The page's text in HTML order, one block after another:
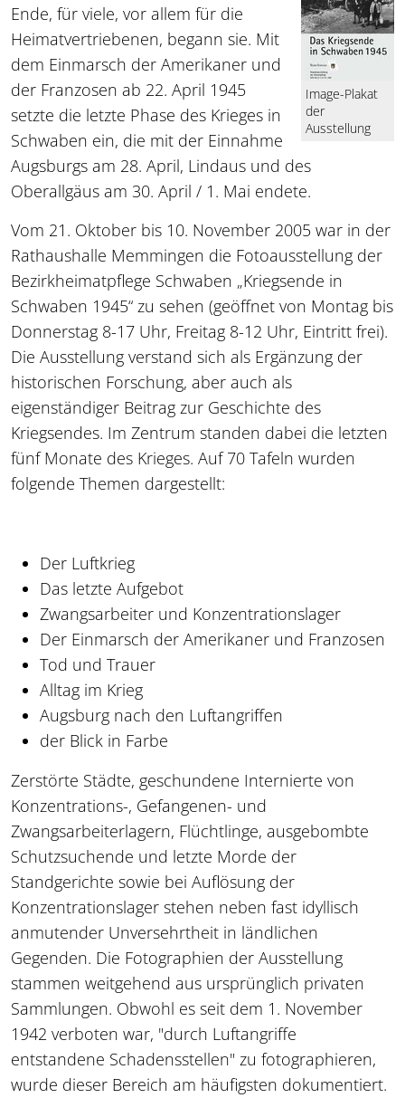
Image-Plakat
der
Ausstellung
Ende, für viele, vor allem für die
Heimatvertriebenen, begann sie. Mit
dem Einmarsch der Amerikaner und
der Franzosen ab 22. April 1945
setzte die letzte Phase des Krieges in
Schwaben ein, die mit der Einnahme
Augsburgs am 28. April, Lindaus und des
Oberallgäus am 30. April / 1. Mai endete.
Vom 21. Oktober bis 10. November 2005 war in der
Rathaushalle Memmingen die Fotoausstellung der
Bezirkheimatpflege Schwaben „Kriegsende in
Schwaben 1945“ zu sehen (geöffnet von Montag bis
Donnerstag 8-17 Uhr, Freitag 8-12 Uhr, Eintritt frei).
Die Ausstellung verstand sich als Ergänzung der
historischen Forschung, aber auch als
eigenständiger Beitrag zur Geschichte des
Kriegsendes. Im Zentrum standen dabei die letzten
fünf Monate des Krieges. Auf 70 Tafeln wurden
folgende Themen dargestellt:
Der Luftkrieg
Das letzte Aufgebot
Zwangsarbeiter und Konzentrationslager
Der Einmarsch der Amerikaner und Franzosen
Tod und Trauer
Alltag im Krieg
Augsburg nach den Luftangriffen
der Blick in Farbe
Zerstörte Städte, geschundene Internierte von
Konzentrations-, Gefangenen- und
Zwangsarbeiterlagern, Flüchtlinge, ausgebombte
Schutzsuchende und letzte Morde der
Standgerichte sowie bei Auflösung der
Konzentrationslager stehen neben fast idyllisch
anmutender Unversehrtheit in ländlichen
Gegenden. Die Fotographien der Ausstellung
stammen weitgehend aus ursprünglich privaten
Sammlungen. Obwohl es seit dem 1. November
1942 verboten war, "durch Luftangriffe
entstandene Schadensstellen" zu fotographieren,
wurde dieser Bereich am häufigsten dokumentiert.